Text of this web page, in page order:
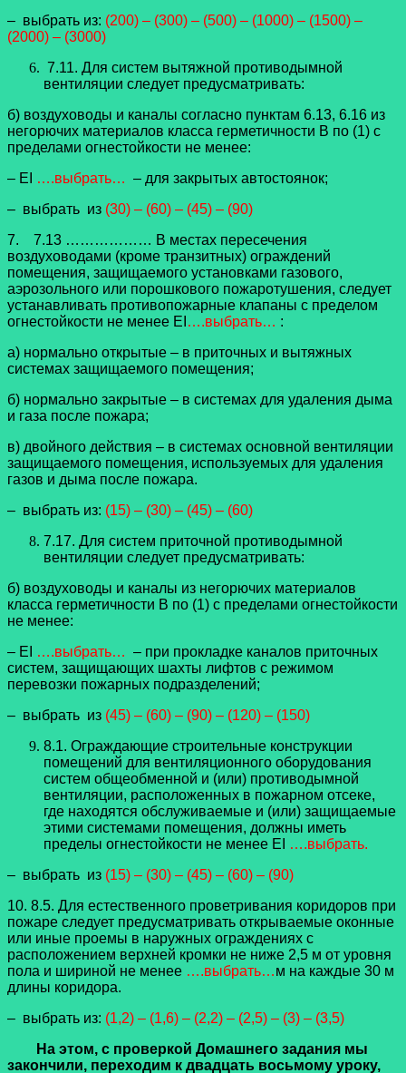
– выбрать из: (200) – (300) – (500) – (1000) – (1500) –
(2000) – (3000)
7.11. Для систем вытяжной противодымной
вентиляции следует предусматривать:
б) воздуховоды и каналы согласно пунктам 6.13, 6.16 из
негорючих материалов класса герметичности В по (1) с
пределами огнестойкости не менее:
– EI
….выбрать… – для закрытых автостоянок;
– выбрать из (30) – (60) – (45) – (90)
7. 7.13 ……………… В местах пересечения
воздуховодами (кроме транзитных) ограждений
помещения, защищаемого установками газового,
аэрозольного или порошкового пожаротушения, следует
устанавливать противопожарные клапаны с пределом
огнестойкости не менее EI ….выбрать… :
а) нормально открытые – в приточных и вытяжных
системах защищаемого помещения;
б) нормально закрытые – в системах для удаления дыма
и газа после пожара;
в) двойного действия – в системах основной вентиляции
защищаемого помещения, используемых для удаления
газов и дыма после пожара.
– выбрать из: (15) – (30) – (45) – (60)
7.17. Для систем приточной противодымной
вентиляции следует предусматривать:
б) воздуховоды и каналы из негорючих материалов
класса герметичности B по (1) с пределами огнестойкости
не менее:
– EI
….выбрать… – при прокладке каналов приточных
систем, защищающих шахты лифтов с режимом
перевозки пожарных подразделений;
– выбрать из (45) – (60) – (90) – (120) – (150)
8.1. Ограждающие строительные конструкции
помещений для вентиляционного оборудования
систем общеобменной и (или) противодымной
вентиляции, расположенных в пожарном отсеке,
где находятся обслуживаемые и (или) защищаемые
этими системами помещения, должны иметь
пределы огнестойкости не менее EI
….выбрать.
– выбрать из (15) – (30) – (45) – (60) – (90)
10. 8.5. Для естественного проветривания коридоров при
пожаре следует предусматривать открываемые оконные
или иные проемы в наружных ограждениях с
расположением верхней кромки не ниже 2,5 м от уровня
пола и шириной не менее ….выбрать…м на каждые 30 м
длины коридора.
– выбрать из: (1,2) – (1,6) – (2,2) – (2,5) – (3) – (3,5)
На этом, с проверкой Домашнего задания мы
закончили, переходим к двадцать восьмому уроку,